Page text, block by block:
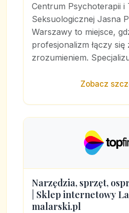
Centrum Psychoterapii i
Seksuologicznej Jasna
Warszawy to miejsce,
profesjonalizm łączy się
zrozumieniem.
Zobacz
Narzędzia, sprzęt,
| Sklep internetowy
malarski.pl